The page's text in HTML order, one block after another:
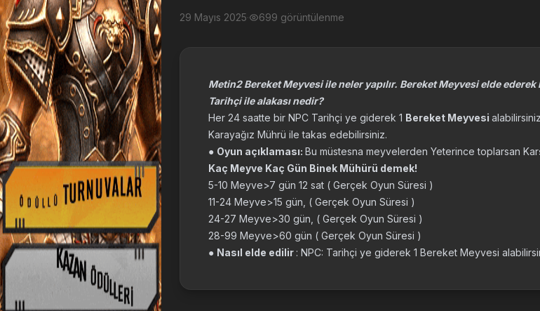
29 Mayıs 2025· 699 görüntülenme
Metin2 Bereket Meyvesi ile neler yapılır. Bereket Meyvesi elde ederek
Tarihçi ile alakası nedir?
Her 24 saatte bir NPC Tarihçi ye giderek 1 Bereket Meyvesi
Karayağız Mührü ile takas edebilirsiniz.
● Oyun açıklaması: Bu müstesna meyvelerden Yeterince toplarsan
Kaç Meyve Kaç Gün Binek Mühürü demek!
5-10 Meyve>7 gün 12 sat ( Gerçek Oyun Süresi )
11-24 Meyve>15 gün, ( Gerçek Oyun Süresi )
24-27 Meyve>30 gün, ( Gerçek Oyun Süresi )
28-99 Meyve>60 gün ( Gerçek Oyun Süresi )
● Nasıl elde edilir : NPC: Tarihçi ye giderek 1 Bereket Meyvesi